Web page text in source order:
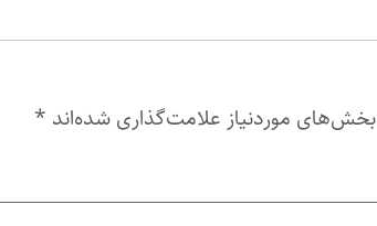
بخش‌های موردنیاز علامت‌گذاری شده‌اند *